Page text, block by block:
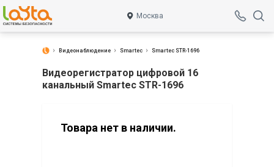
Москва
Видеонаблюдение Smartec Smartec STR-1696
Видеорегистратор цифровой 16
канальный Smartec STR-1696
Товара нет в наличии.